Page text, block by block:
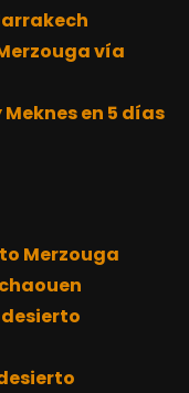
vía
en 5 días
Merzouga